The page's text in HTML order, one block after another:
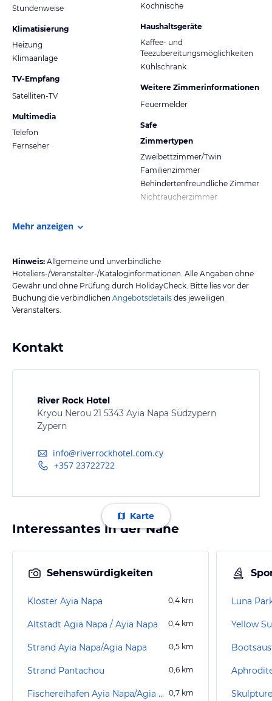
Stundenweise
Klimatisierung
Heizung
Klimaanlage
TV-Empfang
Satelliten-TV
Multimedia
Telefon
Fernseher
Kochnische
Haushaltsgeräte
Kaffee- und
Teezubereitungsmöglichkeiten
Kühlschrank
Weitere Zimmerinformationen
Feuermelder
Safe
Zimmertypen
Zweibettzimmer/Twin
Familienzimmer
Behindertenfreundliche Zimmer
Nichtraucherzimmer
Mehr anzeigen
Hinweis: Allgemeine und unverbindliche
Hoteliers-/Veranstalter-/Kataloginformationen. Alle Angaben ohne
Gewähr und ohne Prüfung durch HolidayCheck. Bitte lies vor der
Buchung die verbindlichen Angebotsdetails des jeweiligen
Veranstalters.
Kontakt
River Rock Hotel
Kryou Nerou 21 5343 Ayia Napa Südzypern
Zypern
info@riverrockhotel.com.cy
+357 23722722
Karte
Interessantes in der Nähe
Sehenswürdigkeiten
Kloster Ayia Napa 0,4 km
Altstadt Agia Napa / Ayia Napa 0,4 km
Strand Ayia Napa/Agia Napa 0,5 km
Strand Pantachou 0,6 km
Fischereihafen Ayia Napa/Agia Napa 0,7 km
Luna
Yellow